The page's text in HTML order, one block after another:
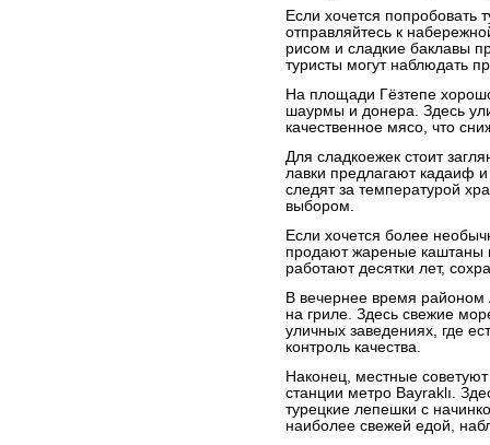
Если хочется попробовать
отправляйтесь к
рисом и сладкие баклавы
туристы могут наблюдать
На площади Гёзтепе
шаурмы и донера. Здесь
качественное мясо, что
Для сладкоежек стоит
лавки предлагают кадаиф
следят за температурой
выбором.
Если хочется более
продают жареные каштаны
работают десятки лет,
В вечернее время
на гриле. Здесь свежие
уличных заведениях, где
контроль качества.
Наконец, местные
станции метро Bayraklı.
турецкие лепешки с
наиболее свежей едой,